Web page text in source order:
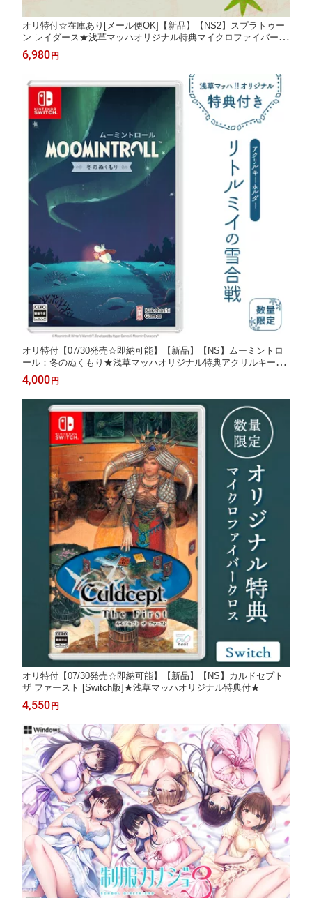
オリ特付☆在庫あり[メール便OK]【新品】【NS2】スプラトゥー
ン レイダース★浅草マッハオリジナル特典マイクロファイバーク
ロス付★
6,980 円
オリ特付【07/30発売☆即納可能】【新品】【NS】ムーミントロ
ール：冬のぬくもり★浅草マッハオリジナル特典アクリルキーホ
ルダー付＆限定デザインマイクロファイバークロス（永続同梱）
★
4,000 円
オリ特付【07/30発売☆即納可能】【新品】【NS】カルドセプト
ザ ファースト [Switch版]★浅草マッハオリジナル特典付★
4,550 円